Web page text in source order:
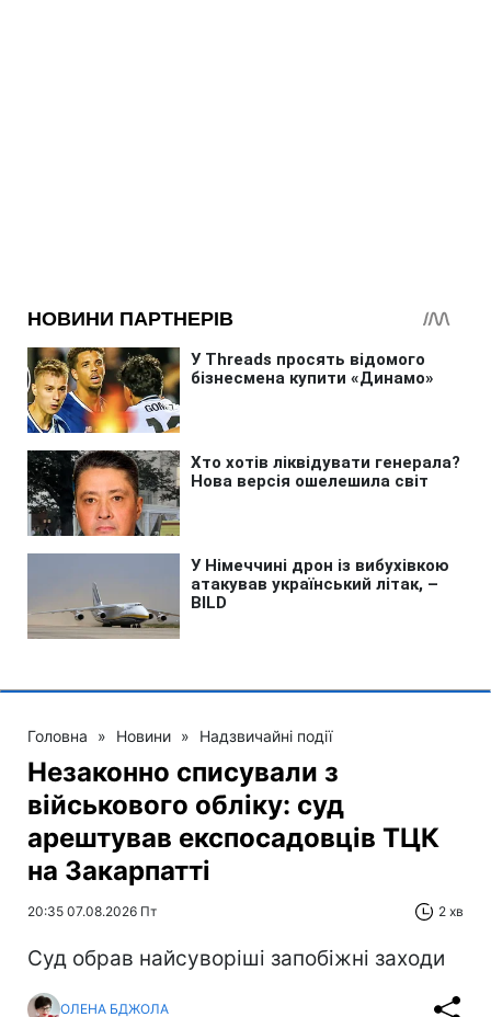
Головна » Новини » Надзвичайні події
Незаконно списували з
військового обліку: суд
арештував експосадовців ТЦК
на Закарпатті
20:35 07.08.2026 Пт 2 хв
Суд обрав найсуворіші запобіжні заходи
ОЛЕНА БДЖОЛА